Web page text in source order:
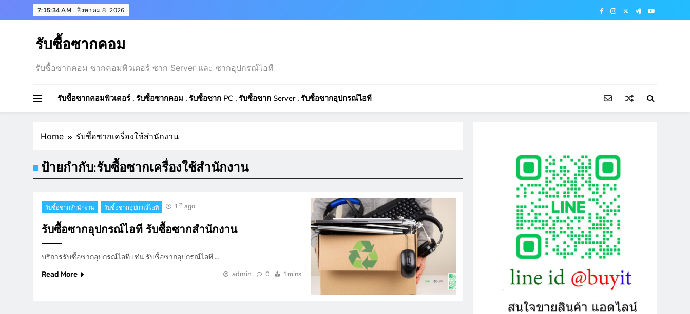
to
7:15:35 AM สิงหาคม 8, 2026
รับซื้อซากคอม
รับซื้อซากคอม ซากคอมพิวเตอร์ ซาก Server และ ซากอุปกรณ์ไอที
รับซื้อซากคอมพิวเตอร์ , รับซื้อซากคอม , รับซื้อซาก PC , รับซื้อซาก Server , รับซื้อซากอุปกรณ์ไอที
Home รับซื้อซากเครื่องใช้สำนักงาน
ป้ายกำกับ:รับซื้อซากเครื่องใช้สำนักงาน
รับซื้อซากสำนักงาน รับซื้อซากอุปกรณ์ไอที 1 ปี ago
รับซื้อซากอุปกรณ์ไอที รับซื้อซากสำนักงาน
บริการรับซื้อซากอุปกรณ์ไอที เช่น รับซื้อซากอุปกรณ์ไอที …
Read More
admin 0 1 mins